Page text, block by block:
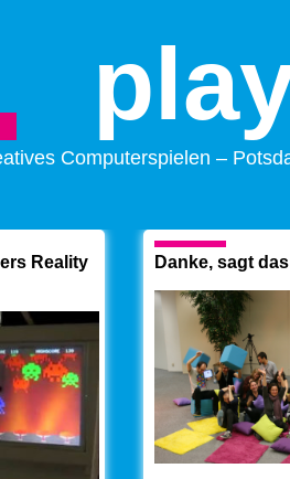
Computerspielen –
Reality
Danke, sagt